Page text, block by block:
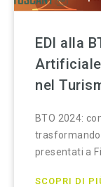
EDI alla
nel
BTO 2024:
presentati a
SCOPRI DI